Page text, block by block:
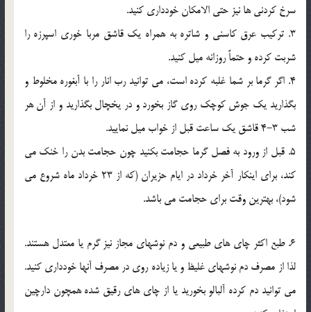
سرخ کردنی ها نیز حتی الامکان خودداری کنید.
3. ترکیب عرق کاسنی و شاتره به همراه یک قاشق مربا خوری اسپرزه را
شربت کرده و حتماً روزانه میل کنید.
4. اگر گرما بر شما غلبه کرده است، می توانید رب انار را با آبغوره مخلوط و
بگذارید یک جوش کوچک روی گاز بخورد و در یخچال بگذارید و از آن هر
شب 3-4 قاشق یک ساعت قبل از خواب میل نمایید.
5. قبل از ورود به فصل گرما حجامت بکنید چون حجامت بدن را خنک می
کند، برای اینکار آخر خرداد در ایام حزیران (که از 23 خرداد ماه شروع می
شود)، بهترین وقت برای حجامت می باشد.
6. طبع اکثر چای های طبیعی و دم نوشهای مجاز نیز گرم یا معتدل هستند.
لذا از مصرف دم نوشهای غلیظ و یا زیاده روی در مصرف آنها خودداری کنید.
می توانید دم کرده آلبالو بخورید یا از چای های رقیق شده همچون دارچین